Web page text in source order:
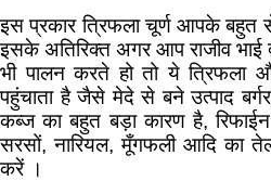
इस प्रकार त्रिफला चूर्ण आपके बहुत
इसके अतिरिक्त अगर आप राजीव भाई
भी पालन करते हो तो ये त्रिफला
पहुंचाता है जैसे मेदे से बने उत्पाद
कब्ज का बहुत बड़ा कारण है,
सरसों, नारियल, मूँगफली आदि का
करें ।